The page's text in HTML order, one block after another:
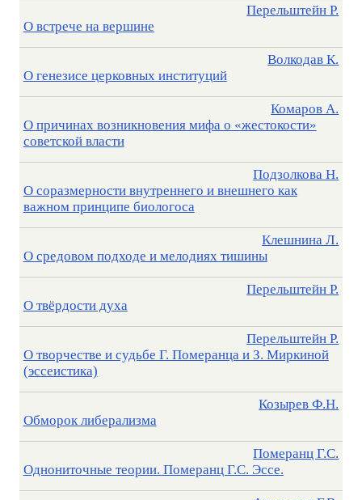
О встрече на вершине
Перельштейн Р.
О генезисе церковных институций
Волкодав К.
О причинах возникновения мифа о «жестокости»
советской власти
Комаров А.
О соразмерности внутреннего и внешнего как
важном принципе биологоса
Подзолкова Н.
О средовом подходе и мелодиях тишины
Клешнина Л.
О твёрдости духа
Перельштейн Р.
О творчестве и судьбе Г. Померанца и З. Миркиной
(эссеистика)
Перельштейн Р.
Обморок либерализма
Козырев Ф.Н.
Однониточные теории. Померанц Г.С. Эссе.
Померанц Г.С.